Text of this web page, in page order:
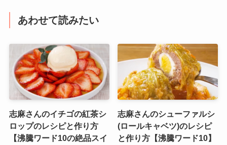
あわせて読みたい
志麻さんのイチゴの紅茶シ
ロップのレシピと作り方
【沸騰ワード10の絶品スイ
志麻さんのシューファルシ
(ロールキャベツ)のレシピ
と作り方【沸騰ワード10】